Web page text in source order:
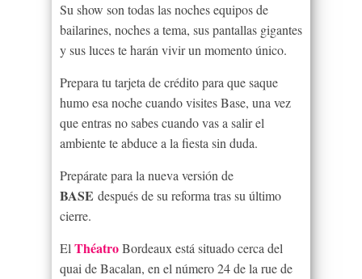
Su show son todas las noches equipos de
bailarines, noches a tema, sus pantallas gigantes
y sus luces te harán vivir un momento único.
Prepara tu tarjeta de crédito para que saque
humo esa noche cuando visites Base, una vez
que entras no sabes cuando vas a salir el
ambiente te abduce a la fiesta sin duda.
Prepárate para la nueva versión de
BASE después de su reforma tras su último
cierre.
El ThéatroBordeaux está situado cerca del
quai de Bacalan, en el número 24 de la rue de